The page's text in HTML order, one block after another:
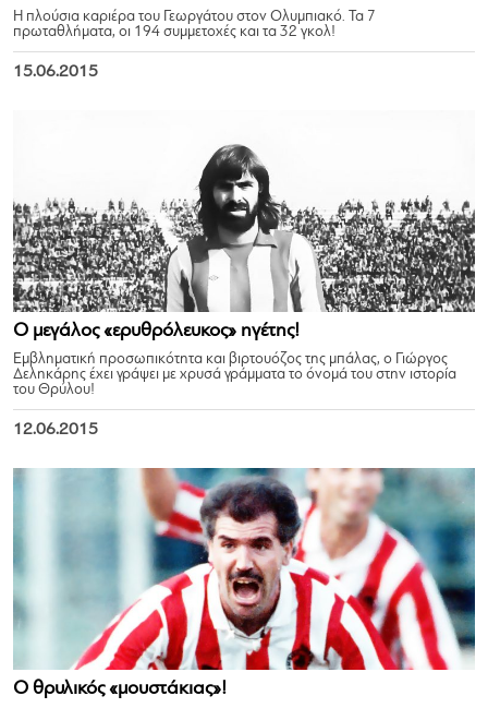
Η πλούσια καριέρα του Γεωργάτου στον Ολυμπιακό. Τα 7
πρωταθλήματα, οι 194 συμμετοχές και τα 32 γκολ!
15.06.2015
Ο μεγάλος «ερυθρόλευκος» ηγέτης!
Eμβληματική προσωπικότητα και βιρτουόζος της μπάλας, ο Γιώργος
Δεληκάρης έχει γράψει με χρυσά γράμματα το όνομά του στην ιστορία
του Θρύλου!
12.06.2015
Ο θρυλικός «μουστάκιας»!